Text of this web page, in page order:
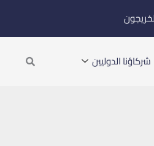
شركاؤنا الدوليين Search